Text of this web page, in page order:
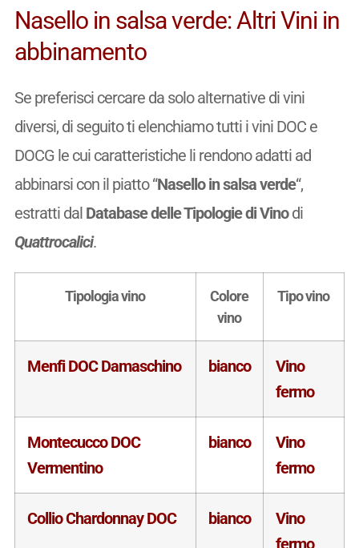
Nasello in salsa verde: Altri Vini in
abbinamento
Se preferisci cercare da solo alternative di vini
diversi, di seguito ti elenchiamo tutti i vini DOC e
DOCG le cui caratteristiche li rendono adatti ad
abbinarsi con il piatto “Nasello in salsa verde“,
estratti dal Database delle Tipologie di Vinodi
Quattrocalici.
Tipologia vino
Colore
vino
Tipo vino
Menfi DOC Damaschino bianco
Vino
fermo
Montecucco DOC
Vermentino
bianco
Vino
fermo
Collio Chardonnay DOC bianco
Vino
fermo